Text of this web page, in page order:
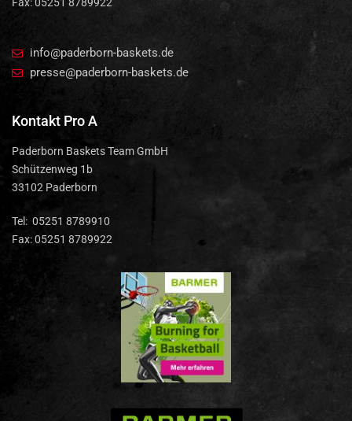
Fax: 05251 8789922
info@paderborn-baskets.de
presse@paderborn-baskets.de
Kontakt Pro A
Paderborn Baskets Team GmbH
Schützenweg 1b
33102 Paderborn
Tel: 05251 8789910
Fax: 05251 8789922